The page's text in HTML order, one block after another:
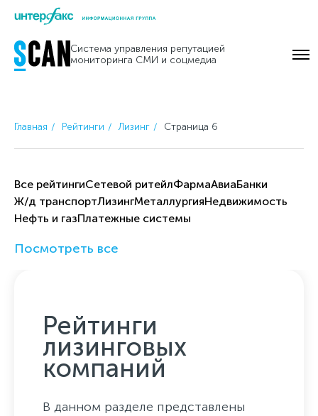
Skip
content
Система управления репутацией
мониторинга СМИ и соцмедиа
Главная Рейтинги Лизинг Страница 6
Все рейтингиCетевой ритейлФармаАвиаБанки
Ж/д транспортЛизингМеталлургияНедвижимость
Нефть и газПлатежные системы
Посмотреть все
Рейтинги
лизинговых
компаний
В данном разделе представлены